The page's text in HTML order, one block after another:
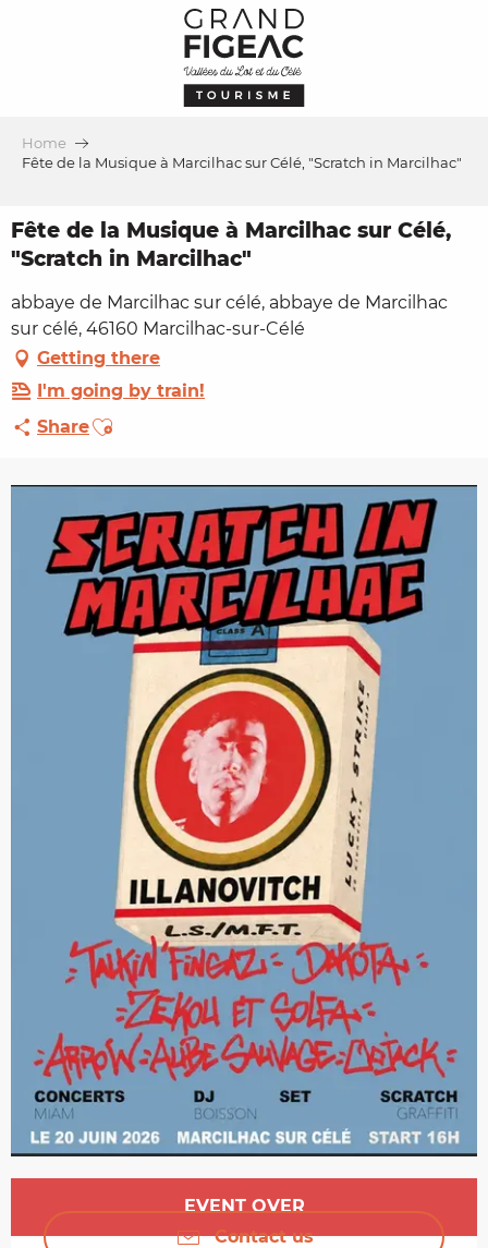
Home
Fête de la Musique à Marcilhac sur Célé, "Scratch in Marcilhac"
Fête de la Musique à Marcilhac sur Célé,
"Scratch in Marcilhac"
abbaye de Marcilhac sur célé, abbaye de Marcilhac
sur célé, 46160 Marcilhac-sur-Célé
Getting there
I'm going by train!
ShareAjouter aux favoris
Opening hours & contact details
EVENT OVER
Contact us